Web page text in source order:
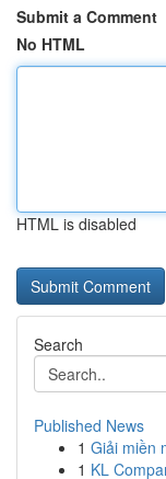
Submit a Comment
No HTML
HTML is disabled
Search
Published News
1 Giải miền
1 KL